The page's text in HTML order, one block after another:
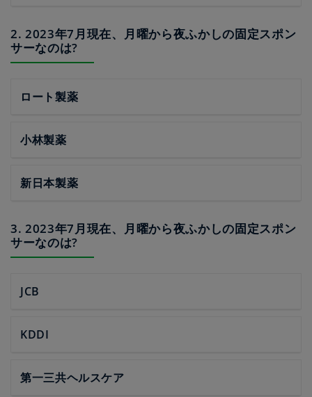
2. 2023年7月現在、月曜から夜ふかしの固定スポン
サーなのは?
ロート製薬
小林製薬
新日本製薬
3. 2023年7月現在、月曜から夜ふかしの固定スポン
サーなのは?
JCB
KDDI
第一三共ヘルスケア